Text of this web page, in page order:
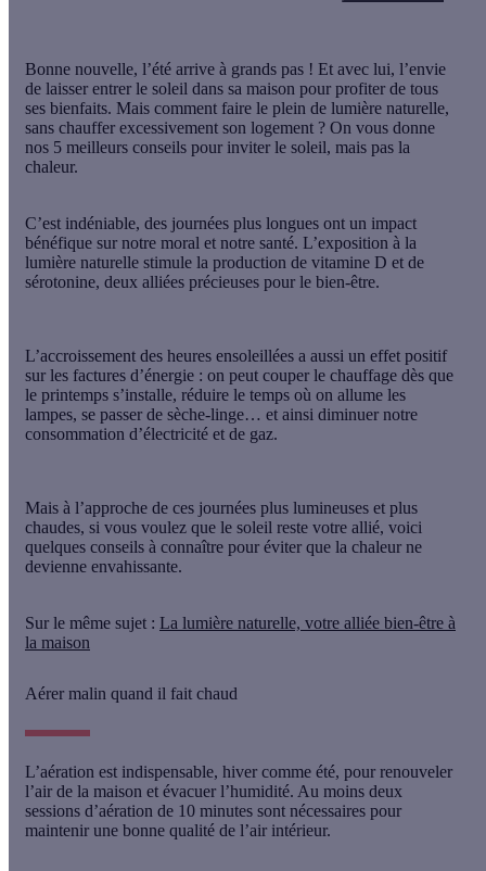
Bonne nouvelle, l’été arrive à grands pas ! Et avec lui, l’envie
de laisser entrer le soleil dans sa maison pour profiter de tous
ses bienfaits. Mais comment faire le plein de lumière naturelle,
sans chauffer excessivement son logement ? On vous donne
nos 5 meilleurs conseils pour inviter le soleil, mais pas la
chaleur.
C’est indéniable, des journées plus longues ont un impact
bénéfique sur notre moral et notre santé. L’exposition à la
lumière naturelle stimule la production de vitamine D et de
sérotonine, deux alliées précieuses pour le bien-être.
L’accroissement des heures ensoleillées a aussi un effet positif
sur les factures d’énergie : on peut couper le chauffage dès que
le printemps s’installe, réduire le temps où on allume les
lampes, se passer de sèche-linge… et ainsi diminuer notre
consommation d’électricité et de gaz.
Mais à l’approche de ces journées plus lumineuses et plus
chaudes, si vous voulez que le soleil reste votre allié, voici
quelques conseils à connaître pour éviter que la chaleur ne
devienne envahissante.
Sur le même sujet : La lumière naturelle, votre alliée bien-être à
la maison
Aérer malin quand il fait chaud
L’aération est indispensable, hiver comme été, pour renouveler
l’air de la maison et évacuer l’humidité. Au moins deux
sessions d’aération de 10 minutes sont nécessaires pour
maintenir une bonne qualité de l’air intérieur.